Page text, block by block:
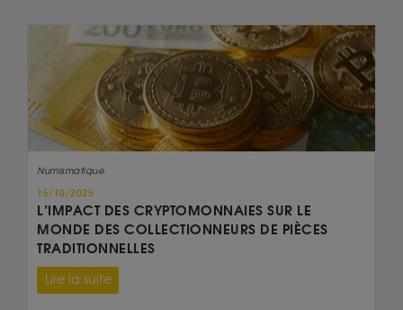
Numismatique
15/10/2025
L’IMPACT DES CRYPTOMONNAIES SUR LE
MONDE DES COLLECTIONNEURS DE PIÈCES
TRADITIONNELLES
Lire la suite